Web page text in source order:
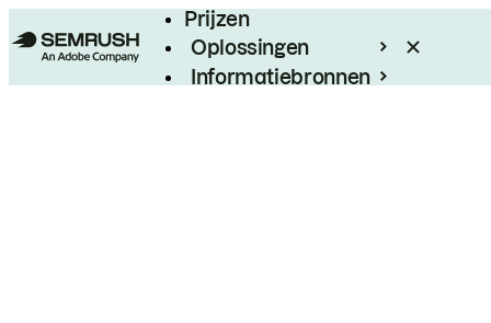
Prijzen
Oplossingen
Informatiebronnen